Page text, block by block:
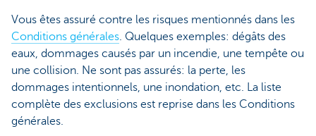
Vous êtes assuré contre les risques mentionnés dans les
Conditions générales. Quelques exemples: dégâts des
eaux, dommages causés par un incendie, une tempête ou
une collision. Ne sont pas assurés: la perte, les
dommages intentionnels, une inondation, etc. La liste
complète des exclusions est reprise dans les Conditions
générales.